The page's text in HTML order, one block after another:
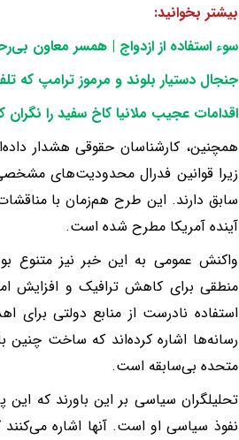
بیشتر بخوانید:
سوء استفاده از ازدواج | همسر معاون
جنجال دستیار بلوند و مرموز ترامپ
اقدامات عجیب ملانیا کاخ سفید را
همچنین، کارشناسان حقوقی هشدار
زیرا قوانین فدرال محدودیت‌های
سابق دارند. این طرح هم‌زمان با
آینده آمریکا مطرح شده است.
واکنش عمومی به این خبر نیز متنوع
منطقی برای کاهش ترافیک و افزایش
استفاده نادرست از منابع دولتی
رسانه‌ها اشاره کرده‌اند که ساخت چنین
متحده بی‌سابقه است.
تحلیلگران سیاسی بر این باورند که
نفوذ سیاسی او است. آنها اشاره می‌کنند